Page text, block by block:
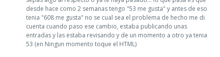
desde hace como 2 semanas tengo "53 me gusta" y antes de eso
tenia "608 me gusta" no se cual sea el problema de hecho me di
cuenta cuando paso ese cambio, estaba publicando unas
entradas y las estaba revisando y de un momento a otro ya tenia
53 (en Ningun momento toque el HTML)